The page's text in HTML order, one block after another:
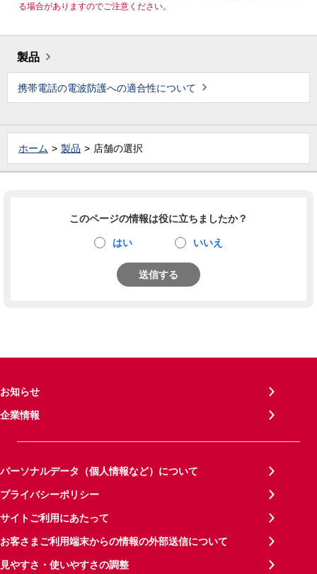
る場合がありますのでご注意ください。
製品
携帯電話の電波防護への適合性について
ホーム 製品 店舗の選択
このページの情報は役に立ちましたか？
はい いいえ
送信する
お知らせ
企業情報
パーソナルデータ（個人情報など）について
プライバシーポリシー
サイトご利用にあたって
お客さまご利用端末からの情報の外部送信について
見やすさ・使いやすさの調整